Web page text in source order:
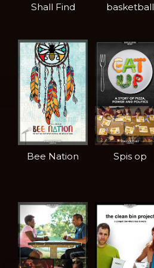
Shall Find
basketball
Bee Nation Spis op